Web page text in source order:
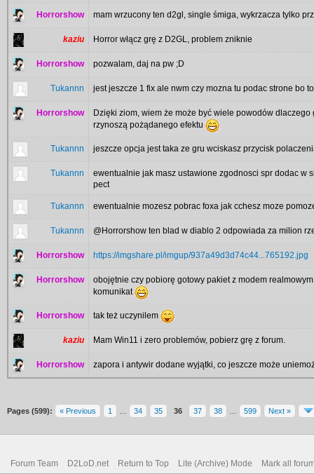
Horrorshow mam wrzucony ten d2gl, single śmiga, wykrzacza tylko
kaziu Horror włącz grę z D2GL, problem zniknie
Horrorshow pozwalam, daj na pw ;D
Tukannn jest jeszcze 1 fix ale nwm czy mozna tu podac strone bo
Horrorshow
Dzięki ziom, wiem że może być wiele powodów
rzynoszą pożądanego efektu
Tukannn jeszcze opcja jest taka ze gru wciskasz przycisk
Tukannn
ewentualnie jak masz ustawione zgodnosci spr dodac w
pect
Tukannn ewentualnie mozesz pobrac foxa jak cchesz moze
Tukannn @Horrorshow ten blad w diablo 2 odpowiada za milion
Horrorshow https://imgshare.pl/imgup/937a49d3d74c44...765192.jpg
Horrorshow
obojętnie czy pobiorę gotowy pakiet z modem
komunikat
Horrorshow tak też uczynilem
kaziu Mam Win11 i zero problemów, pobierz grę z forum.
Horrorshow zapora i antywir dodane wyjątki, co jeszcze może
Pages (599): « Previous 1 34 35 36 37 38 599 Next »
Forum Team D2LoD.net Return to Top Lite (Archive) Mode Mark all